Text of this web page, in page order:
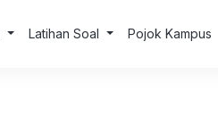
Latihan Soal Pojok Kampus